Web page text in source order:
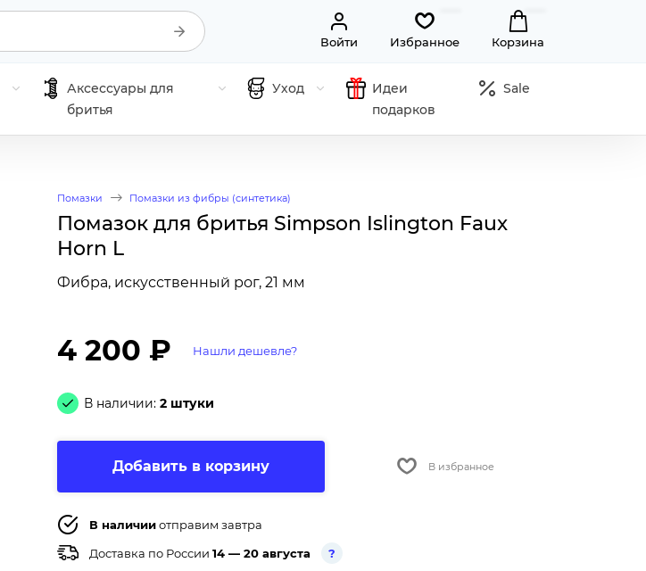
Войти Избранное Корзина
Аксессуары для
бритья
Уход
Идеи
подарков
Sale
Помазки Помазки из фибры (синтетика)
Помазок для бритья Simpson Islington Faux
Horn L
Фибра, искусственный рог, 21 мм
4 200 ₽ Нашли дешевле?
В наличии: 2 штуки
Добавить в корзину В избранное
В наличииотправим завтра
Доставка по России 14 — 20 августа
?